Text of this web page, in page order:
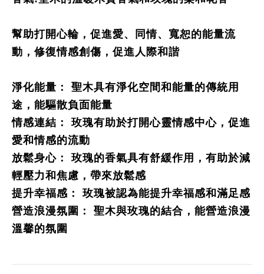
幫助打開心輪，促進愛、同情、寬恕的能量流
動，修復情感創傷，促進人際和諧
淨化能量： 聖木具有淨化空間和能量的傳統用
途，能驅散負面能量
情感連結： 玫瑰有助於打開心靈情感中心，促進
愛和情感的流動
放鬆身心： 玫瑰的香氣具有舒緩作用，有助於減
輕壓力和焦慮，帶來放鬆感
提升幸福感： 玫瑰被認為能提升幸福感和滿足感
營造浪漫氛圍： 聖木與玫瑰的結合，能營造浪漫
溫馨的氛圍